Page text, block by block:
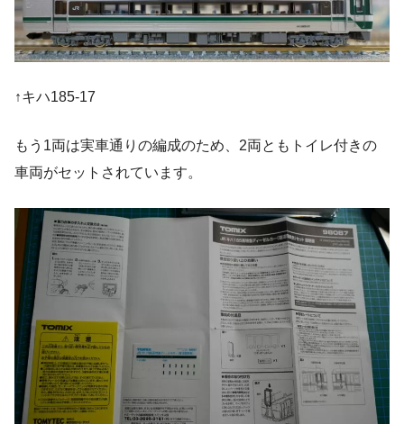
↑キハ185-17
もう1両は実車通りの編成のため、2両ともトイレ付きの
車両がセットされています。